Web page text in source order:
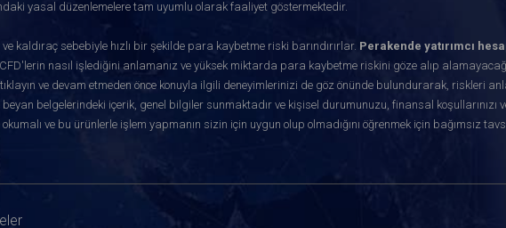
yasal düzenlemelere tam uyumlu olarak faaliyet göstermektedir.
kaldıraç sebebiyle hızlı bir şekilde para kaybetme riski barındırırlar. Perakende yatırımcı
CFD'lerin nasıl işlediğini anlamanız ve yüksek miktarda para kaybetme riskini göze alıp
tıklayın ve devam etmeden önce konuyla ilgili deneyimlerinizi de göz önünde bulundurarak, riskleri
belgelerindeki içerik, genel bilgiler sunmaktadır ve kişisel durumunuzu, finansal koşullarınızı
ve bu ürünlerle işlem yapmanın sizin için uygun olup olmadığını öğrenmek için bağımsız